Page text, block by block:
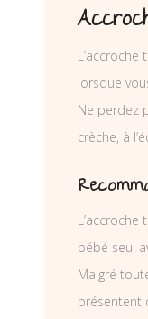
lorsque
Ne perdez
crèche, à
bébé seul
Malgré
présentent